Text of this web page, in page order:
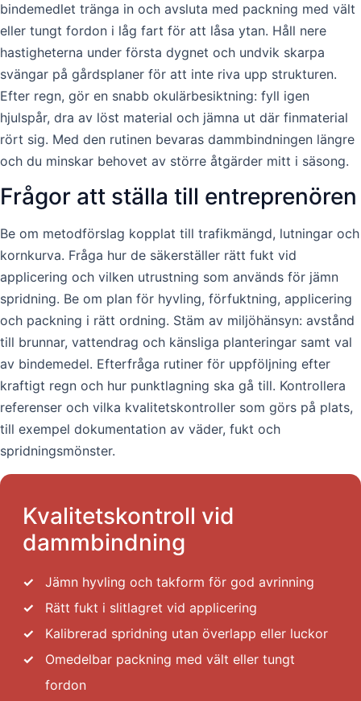
bindemedlet tränga in och avsluta med packning med vält
eller tungt fordon i låg fart för att låsa ytan. Håll nere
hastigheterna under första dygnet och undvik skarpa
svängar på gårdsplaner för att inte riva upp strukturen.
Efter regn, gör en snabb okulärbesiktning: fyll igen
hjulspår, dra av löst material och jämna ut där finmaterial
rört sig. Med den rutinen bevaras dammbindningen längre
och du minskar behovet av större åtgärder mitt i säsong.
Frågor att ställa till entreprenören
Be om metodförslag kopplat till trafikmängd, lutningar och
kornkurva. Fråga hur de säkerställer rätt fukt vid
applicering och vilken utrustning som används för jämn
spridning. Be om plan för hyvling, förfuktning, applicering
och packning i rätt ordning. Stäm av miljöhänsyn: avstånd
till brunnar, vattendrag och känsliga planteringar samt val
av bindemedel. Efterfråga rutiner för uppföljning efter
kraftigt regn och hur punktlagning ska gå till. Kontrollera
referenser och vilka kvalitetskontroller som görs på plats,
till exempel dokumentation av väder, fukt och
spridningsmönster.
Kvalitetskontroll vid
dammbindning
✓
Jämn hyvling och takform för god avrinning
✓
Rätt fukt i slitlagret vid applicering
✓
Kalibrerad spridning utan överlapp eller luckor
✓
Omedelbar packning med vält eller tungt
fordon